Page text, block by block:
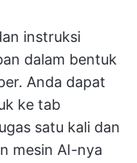
instruksi
dalam bentuk
Anda dapat
ke tab
satu kali dan
mesin AI-nya